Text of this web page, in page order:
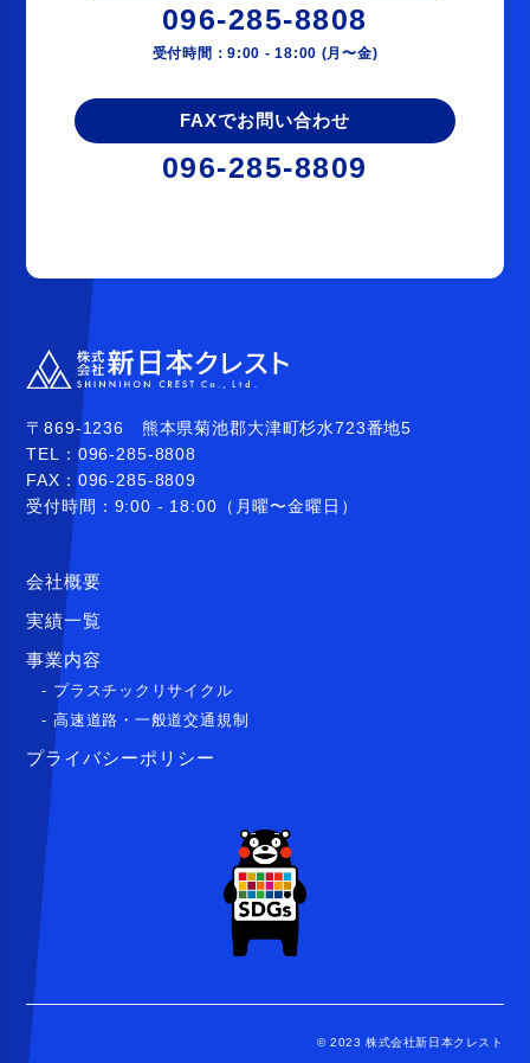
096-285-8808
受付時間：9:00 - 18:00 (月〜金)
FAXでお問い合わせ
096-285-8809
〒869-1236 熊本県菊池郡大津町杉水723番地5
TEL： 096-285-8808
FAX：096-285-8809
受付時間：9:00 - 18:00（月曜〜金曜日）
会社概要
実績一覧
事業内容
- プラスチックリサイクル
- 高速道路・一般道交通規制
プライバシーポリシー
© 2023 株式会社新日本クレスト